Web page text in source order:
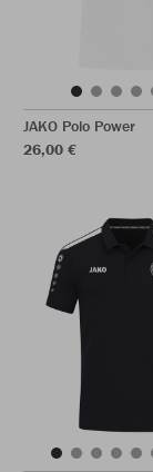
JAKO Polo Power
26,00 €